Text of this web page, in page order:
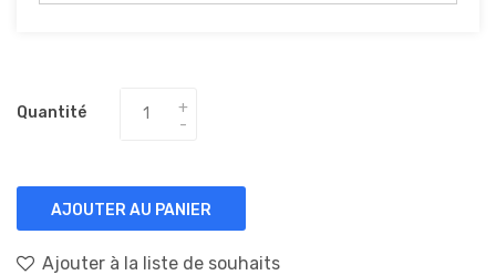
Quantité
AJOUTER AU PANIER
Ajouter à la liste de souhaits